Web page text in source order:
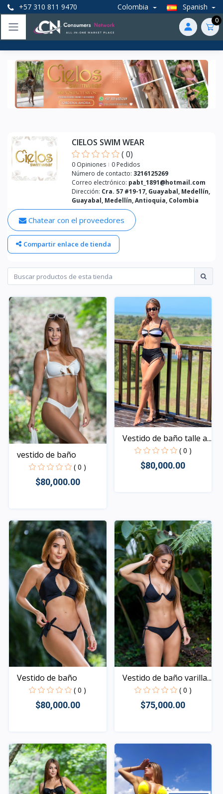
+57 310 811 9470 Colombia Spanish
0
Anterior
CIELOS SWIM WEAR
( 0)
0 Opiniones
0 Pedidos
Número de contacto: 3216125269
Correo electrónico: pabt_1891@hotmail.com
Dirección: Cra. 57 #19-17, Guayabal, Medellín,
Guayabal, Medellín, Antioquia, Colombia
Chatear con el proveedores
Compartir enlace de tienda
vestido de baño
( 0 )
$80,000.00
Vestido de baño talle a...
( 0 )
$80,000.00
Vestido de baño
( 0 )
$80,000.00
Rápido Vista
Vestido de baño varilla...
( 0 )
$75,000.00
Rápido Vista